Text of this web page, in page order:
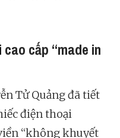
cấp “made in
Tử Quảng đã tiết
điện thoại
“không khuyết